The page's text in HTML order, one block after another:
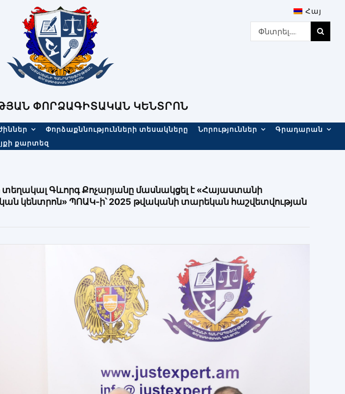
Հայ
Search
for:
ՓՈՐՁԱԳԻՏԱԿԱՆ ԿԵՆՏՐՈՆ
Փորձաքննությունների տեսակները Նորություններ
Գրադարան
քարտեզ
Գևորգ Քոչարյանը մասնակցել է «Հայաստանի
կենտրոն» ՊՈԱԿ-ի՝ 2025 թվականի տարեկան հաշվետվության